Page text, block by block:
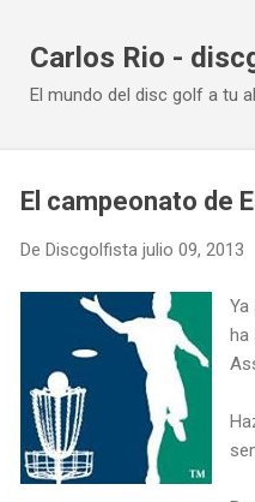
Carlos Rio -
El mundo del disc golf a tu
El campeonato de
De Discgolfista julio 09, 2013
ha